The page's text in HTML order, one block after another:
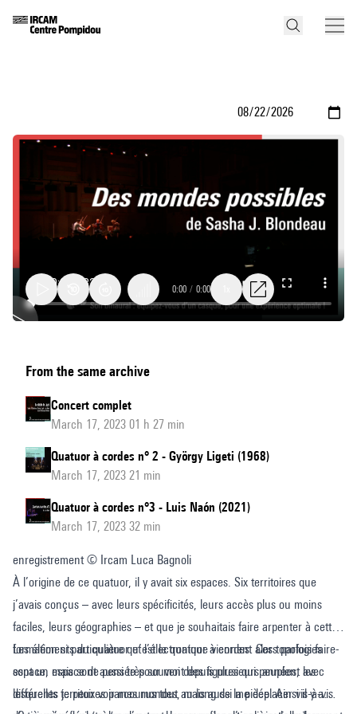
mondes
possibles
0:00 / 0:00
From the same archive
Concert complet
March 17, 2023 01 h 27 min
Quatuor à cordes n° 2 - György Ligeti (1968)
March 17, 2023 21 min
Quatuor à cordes n°3 - Luis Naón (2021)
March 17, 2023 32 min
enregistrement © Ircam Luca Bagnoli
À l’origine de ce quatuor, il y avait six espaces. Six territoires que
j’avais conçus – avec leurs spécificités, leurs accès plus ou moins
faciles, leurs géographies – et que je souhaitais faire arpenter à cette
formation si particulière qu’est le quatuor à cordes. Ces topologies
sont un espace de pensée pour moi depuis plusieurs années, avec
lesquelles je peux voir mes mondes, mais aussi me déplacer vis-à-vis
Les éléments du quatuor et l’électronique viennent alors parfois faire-
espace, mais sont aussi très souvent des figures qui peuplent les
différents territoires parcourus tout au long de la pièce. Ainsi il y a